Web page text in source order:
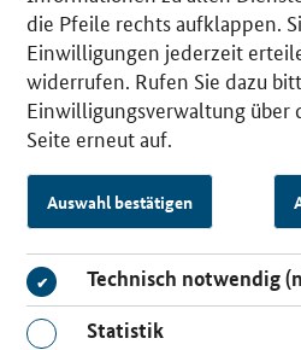
die Pfeile rechts aufklappen.
Einwilligungen jederzeit
widerrufen. Rufen Sie dazu
Einwilligungsverwaltung über
Seite erneut auf.
Auswahl bestätigen
Technisch notwendig
Technisch notwendig
Statistik
Statistik